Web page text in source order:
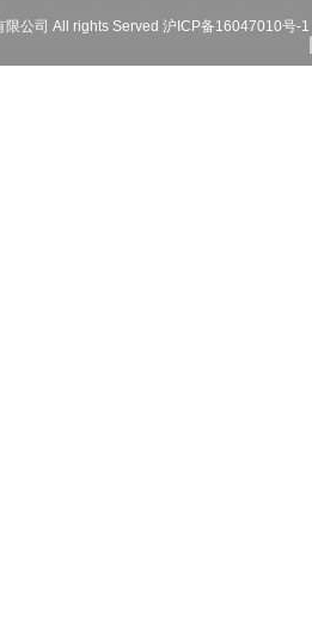
公司 All rights Served 沪ICP备16047010号-1